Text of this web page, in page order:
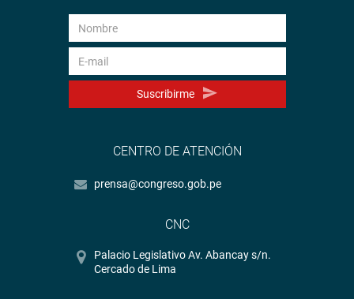
Suscribirme
CENTRO DE ATENCIÓN
prensa@congreso.gob.pe
CNC
Palacio Legislativo Av. Abancay s/n.
Cercado de Lima